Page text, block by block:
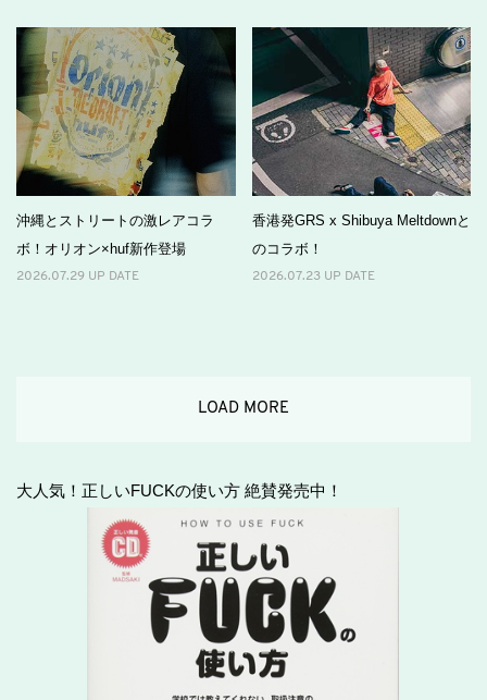
沖縄とストリートの激レアコラ
ボ！オリオン×huf新作登場
2026.07.29 UP DATE
香港発GRS x Shibuya Meltdownと
のコラボ！
2026.07.23 UP DATE
LOAD MORE
大人気！正しいFUCKの使い方 絶賛発売中！